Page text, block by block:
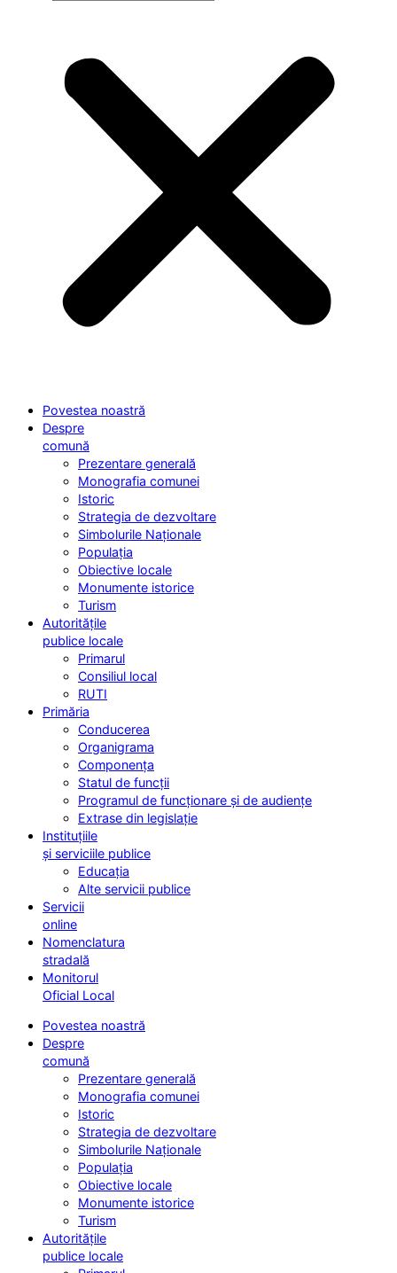
Povestea noastră
Despre
comună
Prezentare generală
Monografia comunei
Istoric
Strategia de dezvoltare
Simbolurile Naționale
Populația
Obiective locale
Monumente istorice
Turism
Autoritățile
publice locale
Primarul
Consiliul local
RUTI
Primăria
Conducerea
Organigrama
Componența
Statul de funcții
Programul de funcționare și de audiențe
Extrase din legislație
Instituțiile
și serviciile publice
Educația
Alte servicii publice
Servicii
online
Nomenclatura
stradală
Monitorul
Oficial Local
Povestea noastră
Despre
comună
Prezentare generală
Monografia comunei
Istoric
Strategia de dezvoltare
Simbolurile Naționale
Populația
Obiective locale
Monumente istorice
Turism
Autoritățile
publice locale